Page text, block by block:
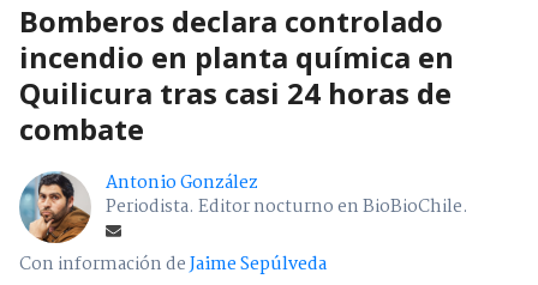
Bomberos declara controlado
incendio en planta química en
Quilicura tras casi 24 horas de
combate
Antonio González
Periodista. Editor nocturno en BioBioChile.
Con información deJaime Sepúlveda